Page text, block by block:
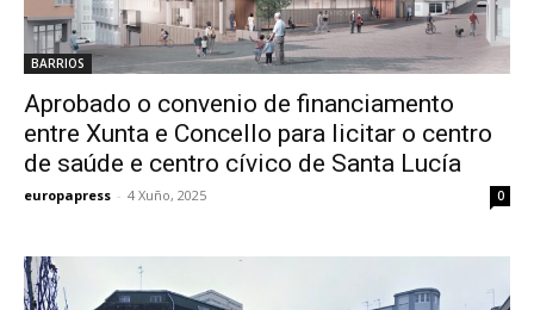
BARRIOS
Aprobado o convenio de financiamento
entre Xunta e Concello para licitar o centro
de saúde e centro cívico de Santa Lucía
europapress - 4 Xuño, 2025 0